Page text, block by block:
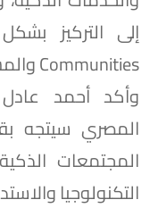
Communities والمشروعات متعددة الاستخدامات.
وأكد أحمد
المصري سيتجه
المجتمعات
التكنولوجيا